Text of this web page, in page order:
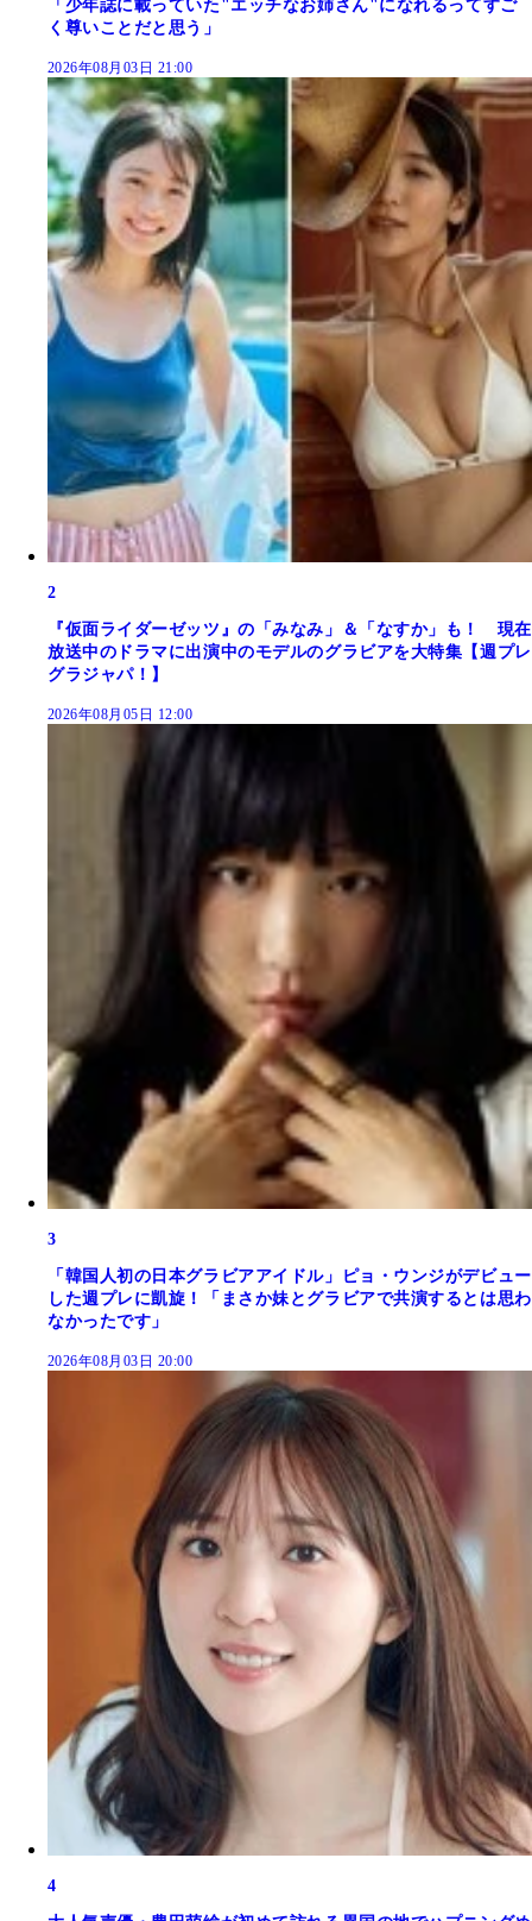
「少年誌に載っていた"エッチなお姉さん"になれるってすご
く尊いことだと思う」
2026年08月03日 21:00
2
『仮面ライダーゼッツ』の「みなみ」＆「なすか」も！ 現在
放送中のドラマに出演中のモデルのグラビアを大特集【週プレ
グラジャパ！】
2026年08月05日 12:00
3
「韓国人初の日本グラビアアイドル」ピョ・ウンジがデビュー
した週プレに凱旋！「まさか妹とグラビアで共演するとは思わ
なかったです」
2026年08月03日 20:00
4